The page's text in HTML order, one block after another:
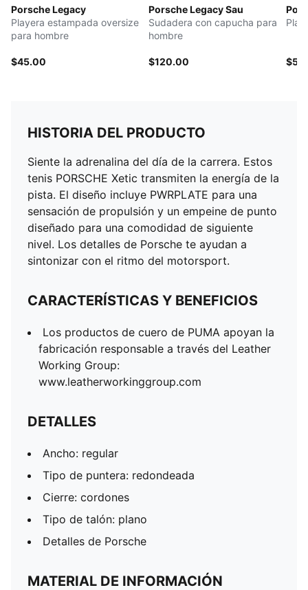
Porsche Legacy
Playera estampada oversize
para hombre
$45.00
Porsche Legacy Sau
Sudadera con capucha para
hombre
$120.00
HISTORIA DEL PRODUCTO
Siente la adrenalina del día de la carrera. Estos
tenis PORSCHE Xetic transmiten la energía de la
pista. El diseño incluye PWRPLATE para una
sensación de propulsión y un empeine de punto
diseñado para una comodidad de siguiente
nivel. Los detalles de Porsche te ayudan a
sintonizar con el ritmo del motorsport.
CARACTERÍSTICAS Y BENEFICIOS
Los productos de cuero de PUMA apoyan la
fabricación responsable a través del Leather
Working Group:
www.leatherworkinggroup.com
DETALLES
Ancho: regular
Tipo de puntera: redondeada
Cierre: cordones
Tipo de talón: plano
Detalles de Porsche
MATERIAL DE INFORMACIÓN